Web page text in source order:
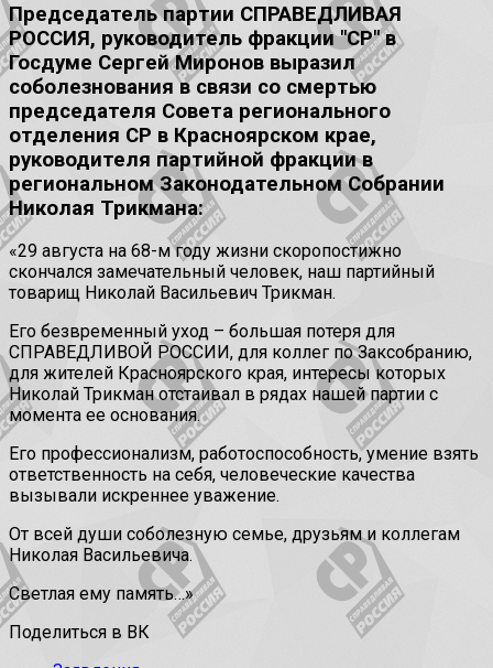
Председатель партии СПРАВЕДЛИВАЯ
РОССИЯ, руководитель фракции "СР" в
Госдуме Сергей Миронов выразил
соболезнования в связи со смертью
председателя Совета регионального
отделения СР в Красноярском крае,
руководителя партийной фракции в
региональном Законодательном Собрании
Николая Трикмана:
«29 августа на 68-м году жизни скоропостижно
скончался замечательный человек, наш партийный
товарищ Николай Васильевич Трикман.
Его безвременный уход – большая потеря для
СПРАВЕДЛИВОЙ РОССИИ, для коллег по Заксобранию,
для жителей Красноярского края, интересы которых
Николай Трикман отстаивал в рядах нашей партии с
момента ее основания.
Его профессионализм, работоспособность, умение взять
ответственность на себя, человеческие качества
вызывали искреннее уважение.
От всей души соболезную семье, друзьям и коллегам
Николая Васильевича.
Светлая ему память…»
Поделиться в ВК